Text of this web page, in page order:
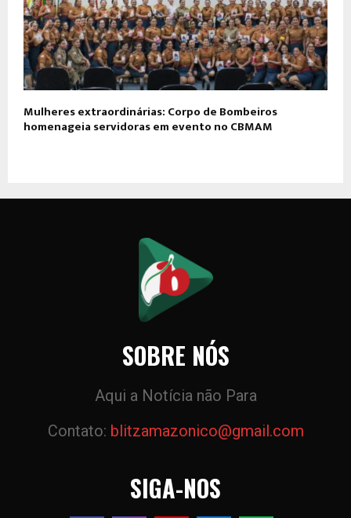
Mulheres extraordinárias: Corpo de Bombeiros
homenageia servidoras em evento no CBMAM
SOBRE NÓS
Aqui a Notícia não Para
Contato: blitzamazonico@gmail.com
SIGA-NOS